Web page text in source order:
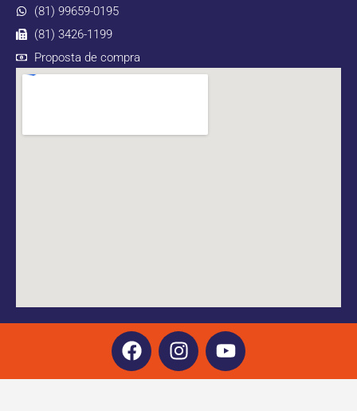
(81) 99659-0195
(81) 3426-1199
Proposta de compra